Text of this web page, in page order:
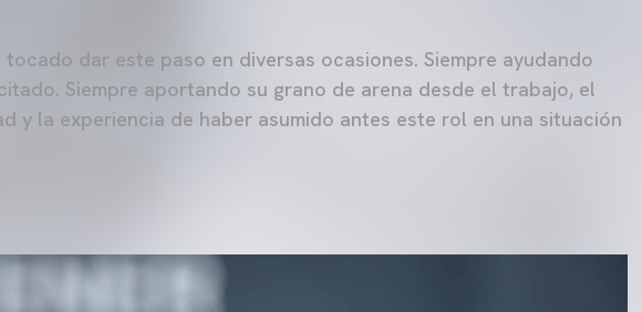
dar este paso en diversas ocasiones. Siempre ayudando
Siempre aportando su grano de arena desde el trabajo, el
y la experiencia de haber asumido antes este rol en una situación